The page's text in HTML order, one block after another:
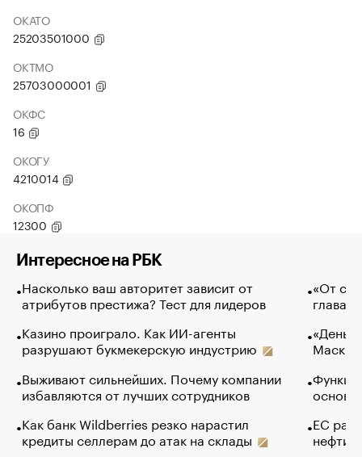
ОКАТО
25203501000
ОКТМО
25703000001
ОКФС
16
ОКОГУ
4210014
ОКОПФ
12300
Интересное на РБК
Насколько ваш авторитет зависит от
атрибутов престижа? Тест для лидеров
Казино проиграло. Как ИИ-агенты
разрушают букмекерскую индустрию
Выживают сильнейших. Почему компании
избавляются от лучших сотрудников
Как банк Wildberries резко нарастил
кредиты селлерам до атак на склады
«От
глава
Маск в
основ
ЕС
нефти